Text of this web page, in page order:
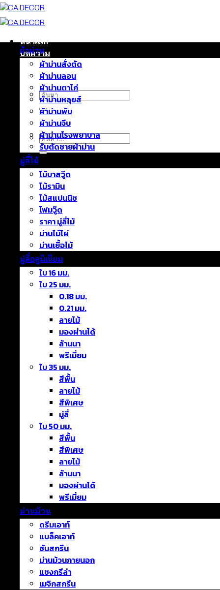
ข้าม
ยัง
หน้าแรก
บทความ
ติดต่อเรา
เกี่ยวกับเรา
ค้นหา:
ค้นหา:
ผ้าม่าน
ผ้าม่านสั่งตัด
ผ้าม่านลอน
ผ้าม่านตาไก่
ผ้าม่านหลุยส์
ผ้าม่านพับ
ผ้าม่านจีบ
ผ้าม่านโรงพยาบาล
รับตัดชายผ้าม่าน
มู่ลี่ไม้
ไม้บาสวู๊ด
ไม้รามิน
ไม้สแปนนิช
โฟมวู๊ด
ราคา มู่ลี่ไม้
ม่านไม้ไผ่
ม่านเยื้อไม้
มู่ลี่อลูมิเนียม
ใบ 16 มม.
ใบ 25 มม.
0.18 มม.
0.21 มม.
ลายไม้
มองผ่านได้
ล้านนา
พรีเมี่ยม
ใบ 35 มม.
สีพื้น
ลายไม้
สีพิเศษ
มู่ลี่
ใบ 50 มม.
สีพื้น
สีพิเศษ
ลายไม้
ล้านนา
มองผ่านได้
พรีเมี่ยม
ม่านม้วน
ดรีมเอาท์
แบล็คเอาท์
ซันสกรีน
ม่านม้วนภายนอก
แชงกรีล่า
เมจิกสกรีน